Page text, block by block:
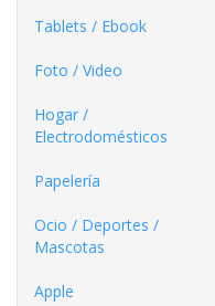
Tablets / Ebook
Foto / Video
Hogar /
Electrodomésticos
Papelería
Ocio / Deportes /
Mascotas
Apple